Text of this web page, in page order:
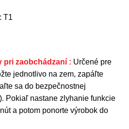
T1
pri zaobchádzaní : Určené pre
jednotlivo na zem, zapáľte
sa do bezpečnostnej
Pokiaľ nastane zlyhanie funkcie
a potom ponorte výrobok do